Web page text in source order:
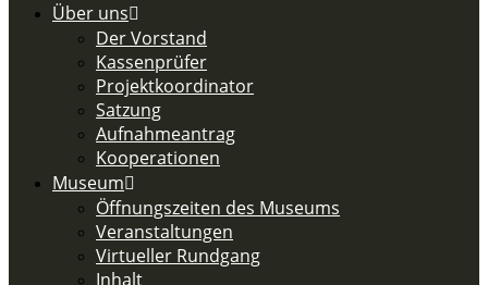
Über uns
Der Vorstand
Kassenprüfer
Projektkoordinator
Satzung
Aufnahmeantrag
Kooperationen
Museum
Öffnungszeiten des Museums
Veranstaltungen
Virtueller Rundgang
Inhalt